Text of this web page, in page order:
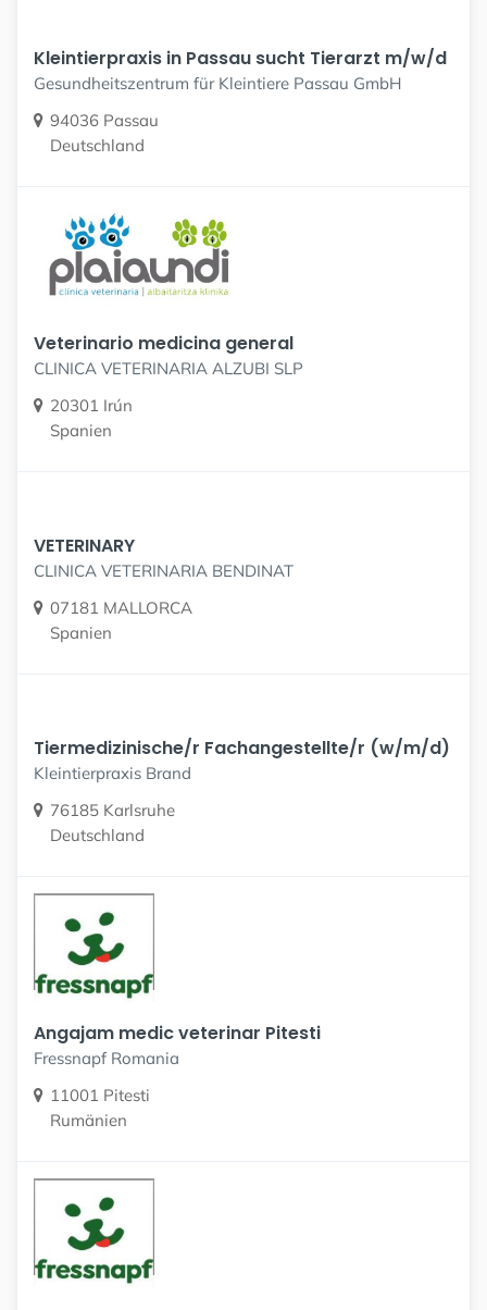
Kleintierpraxis in Passau sucht Tierarzt m/w/d
Gesundheitszentrum für Kleintiere Passau GmbH
94036 Passau
Deutschland
Veterinario medicina general
CLINICA VETERINARIA ALZUBI SLP
20301 Irún
Spanien
VETERINARY
CLINICA VETERINARIA BENDINAT
07181 MALLORCA
Spanien
Tiermedizinische/r Fachangestellte/r (w/m/d)
Kleintierpraxis Brand
76185 Karlsruhe
Deutschland
Angajam medic veterinar Pitesti
Fressnapf Romania
11001 Pitesti
Rumänien